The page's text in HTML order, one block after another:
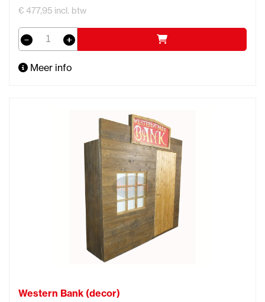
€ 477,95 incl. btw
Meer info
Western Bank (decor)